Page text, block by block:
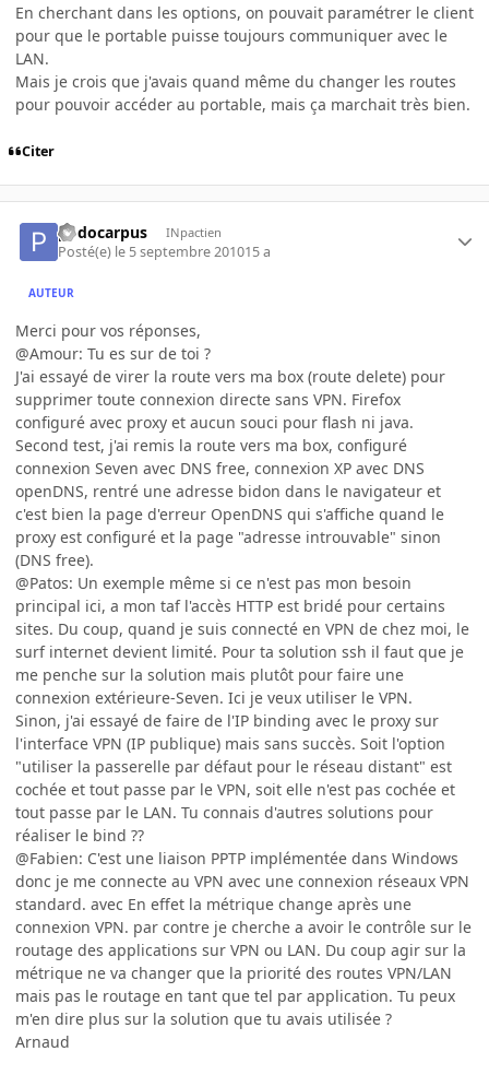
En cherchant dans les options, on pouvait paramétrer le client
pour que le portable puisse toujours communiquer avec le
LAN.
Mais je crois que j'avais quand même du changer les routes
pour pouvoir accéder au portable, mais ça marchait très bien.
Citer
podocarpus INpactien
Posté(e) le 5 septembre 201015 a
AUTEUR
Merci pour vos réponses,
@Amour: Tu es sur de toi ?
J'ai essayé de virer la route vers ma box (route delete) pour
supprimer toute connexion directe sans VPN. Firefox
configuré avec proxy et aucun souci pour flash ni java.
Second test, j'ai remis la route vers ma box, configuré
connexion Seven avec DNS free, connexion XP avec DNS
openDNS, rentré une adresse bidon dans le navigateur et
c'est bien la page d'erreur OpenDNS qui s'affiche quand le
proxy est configuré et la page "adresse introuvable" sinon
(DNS free).
@Patos: Un exemple même si ce n'est pas mon besoin
principal ici, a mon taf l'accès HTTP est bridé pour certains
sites. Du coup, quand je suis connecté en VPN de chez moi, le
surf internet devient limité. Pour ta solution ssh il faut que je
me penche sur la solution mais plutôt pour faire une
connexion extérieure-Seven. Ici je veux utiliser le VPN.
Sinon, j'ai essayé de faire de l'IP binding avec le proxy sur
l'interface VPN (IP publique) mais sans succès. Soit l'option
"utiliser la passerelle par défaut pour le réseau distant" est
cochée et tout passe par le VPN, soit elle n'est pas cochée et
tout passe par le LAN. Tu connais d'autres solutions pour
réaliser le bind ??
@Fabien: C'est une liaison PPTP implémentée dans Windows
donc je me connecte au VPN avec une connexion réseaux VPN
standard. avec En effet la métrique change après une
connexion VPN. par contre je cherche a avoir le contrôle sur le
routage des applications sur VPN ou LAN. Du coup agir sur la
métrique ne va changer que la priorité des routes VPN/LAN
mais pas le routage en tant que tel par application. Tu peux
m'en dire plus sur la solution que tu avais utilisée ?
Arnaud